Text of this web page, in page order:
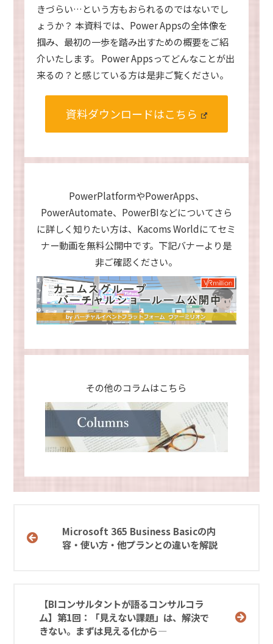
きづらい…という方もおられるのではないでし
ょうか？ 本資料では、Power Appsの全体像を
掴み、最初の一歩を踏み出すための概要をご紹
介いたします。 Power Appsってどんなことが出
来るの？と感じている方は是非ご覧ください。
資料ダウンロードはこちら
PowerPlatformやPowerApps、
PowerAutomate、PowerBIなどについてさら
に詳しく知りたい方は、 Kacoms Worldにてセミ
ナー動画を無料公開中です。下記バナーより是
非ご確認ください。
その他のコラムはこちら
Microsoft 365 Business Basicの内
容・使い方・他プランとの違いを解説
【BIコンサルタントが語るコンサルコラ
ム】第1回：「見えない課題」は、解決で
きない。まずは見える化から―